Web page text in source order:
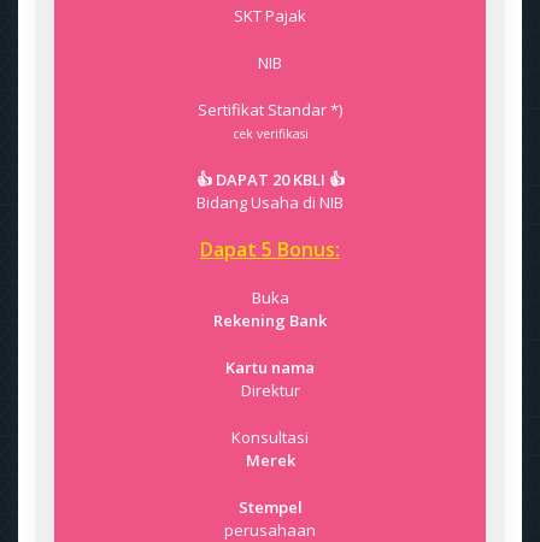
SKT Pajak
NIB
Sertifikat Standar *)
cek verifikasi
👍 DAPAT 20 KBLI 👍
Bidang Usaha di NIB
Dapat 5 Bonus:
Buka
Rekening Bank
Kartu nama
Direktur
Konsultasi
Merek
Stempel
perusahaan